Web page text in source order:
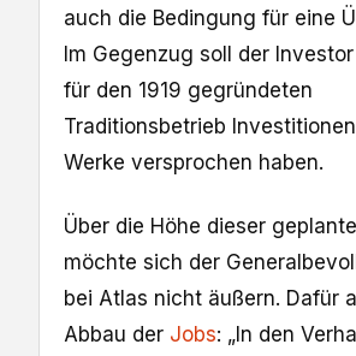
auch die Bedingung für eine
Im Gegenzug soll der
für den 1919 gegründeten
Traditionsbetrieb
Werke versprochen haben.
Über die Höhe dieser
möchte sich der
bei Atlas nicht äußern. Dafür
Abbau der Jobs: „In den